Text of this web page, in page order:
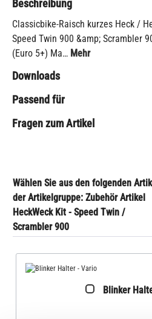
Beschreibung
Classicbike-Raisch kurzes Heck /
Speed Twin 900 &amp; Scrambler
(Euro 5+) Ma… Mehr
Downloads
Passend für
Fragen zum Artikel
Wählen Sie aus den folgenden
der Artikelgruppe: Zubehör Artikel
HeckWeck Kit - Speed Twin /
Scrambler 900
Blinker